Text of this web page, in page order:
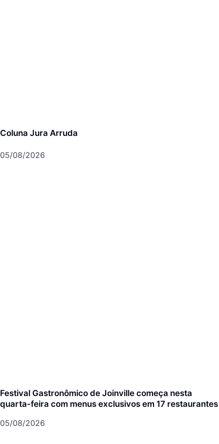
Coluna Jura Arruda
05/08/2026
Festival Gastronômico de Joinville começa nesta
quarta-feira com menus exclusivos em 17 restaurantes
05/08/2026